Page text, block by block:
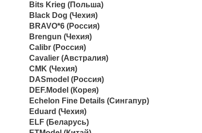
Bits Krieg (Польша)
Black Dog (Чехия)
BRAVO*6 (Россия)
Brengun (Чехия)
Calibr (Россия)
Cavalier (Австралия)
CMK (Чехия)
DASmodel (Россия)
DEF.Model (Корея)
Echelon Fine Details (Сингапур)
Eduard (Чехия)
ELF (Беларусь)